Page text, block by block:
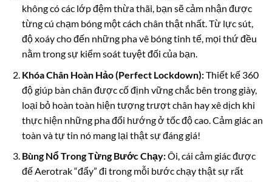
không có các lớp đệm thừa thãi, bạn sẽ cảm nhận được
từng cú chạm bóng một cách chân thật nhất. Từ lực sút,
độ xoáy cho đến những pha vê bóng tinh tế, mọi thứ đều
nằm trong sự kiểm soát tuyệt đối của bạn.
Khóa Chân Hoàn Hảo (Perfect Lockdown):Thiết kế 360
độ giúp bàn chân được cố định vững chắc bên trong giày,
loại bỏ hoàn toàn hiện tượng trượt chân hay xê dịch khi
thực hiện những pha đổi hướng ở tốc độ cao. Cảm giác an
toàn và tự tin nó mang lại thật sự đáng giá!
Bùng Nổ Trong Từng Bước Chạy:Ôi, cái cảm giác được
đế Aerotrak “đẩy” đi trong mỗi bước chạy thật sự rất